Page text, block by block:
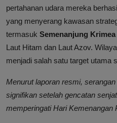
pertahanan udara mereka
yang menyerang kawasan
termasuk Semenanjung Krimea
Laut Hitam dan Laut Azov.
menjadi salah satu target utama
Menurut laporan resmi,
signifikan setelah gencatan
memperingati Hari Kemenangan